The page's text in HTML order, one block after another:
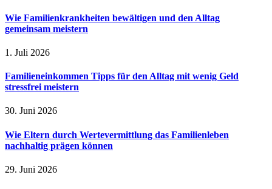
Wie Familienkrankheiten bewältigen und den Alltag
gemeinsam meistern
1. Juli 2026
Familieneinkommen Tipps für den Alltag mit wenig Geld
stressfrei meistern
30. Juni 2026
Wie Eltern durch Wertevermittlung das Familienleben
nachhaltig prägen können
29. Juni 2026